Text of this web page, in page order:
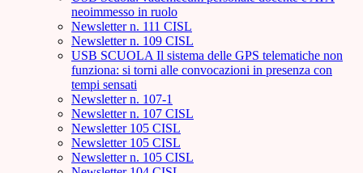
neoimmesso in ruolo
Newsletter n. 111 CISL
Newsletter n. 109 CISL
USB SCUOLA Il sistema delle GPS telematiche non
funziona: si torni alle convocazioni in presenza con
tempi sensati
Newsletter n. 107-1
Newsletter n. 107 CISL
Newsletter 105 CISL
Newsletter 105 CISL
Newsletter n. 105 CISL